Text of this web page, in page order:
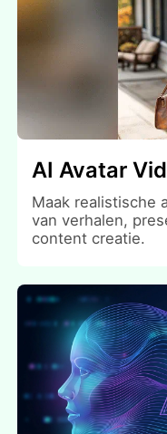
AI Avatar
Maak realistische
van verhalen,
content creatie.